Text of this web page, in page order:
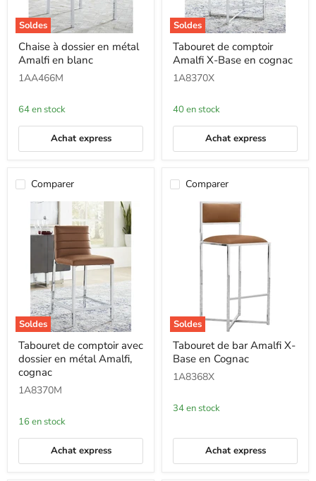
Soldes
Chaise
à
dossier
en
métal
en
blanc
Chaise à dossier en métal
Amalfi en blanc
1AA466M
64 en stock
Achat express
Soldes
Tabouret
de
comptoir
Amalfi
X-
en
cognac
Tabouret de comptoir
Amalfi X-Base en cognac
1A8370X
40 en stock
Achat express
Comparer
Soldes
Tabouret
de
comptoir
avec
dossier
en
Amalfi,
cognac
Tabouret de comptoir avec
dossier en métal Amalfi,
cognac
1A8370M
16 en stock
Achat express
Comparer
Soldes
Tabouret
de
bar
Amalfi
X-
en
Cognac
Tabouret de bar Amalfi X-
Base en Cognac
1A8368X
34 en stock
Achat express